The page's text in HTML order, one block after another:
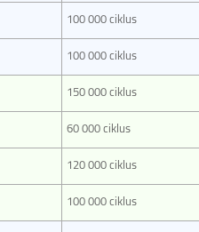
100 000 ciklus
100 000 ciklus
150 000 ciklus
60 000 ciklus
120 000 ciklus
100 000 ciklus